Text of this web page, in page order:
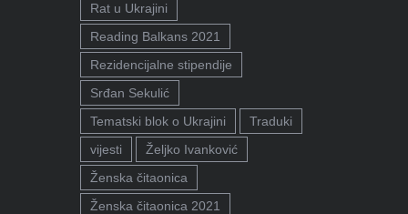
Rat u Ukrajini
Reading Balkans 2021
Rezidencijalne stipendije
Srđan Sekulić
Tematski blok o Ukrajini
Traduki
vijesti
Željko Ivanković
Ženska čitaonica
Ženska čitaonica 2021